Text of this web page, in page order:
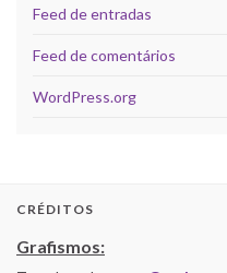
Feed de entradas
Feed de comentários
WordPress.org
CRÉDITOS
Grafismos: